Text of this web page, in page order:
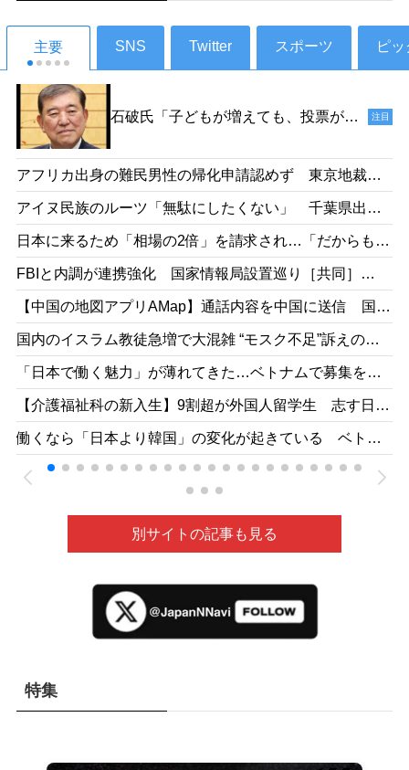
主要 SNS Twitter スポーツ ピ
石破氏「子どもが増えても、投票がで
え。その時、私たちは政治家をやって
いないでしょう」［デイリー新潮］
25/1
注目
アフリカ出身の難民男性の帰化申請認めず 東京地裁
「日本語能力があったとは認めらない」［産経］26/05
アイヌ民族のルーツ「無駄にしたくない」 千葉県出
身・佐藤さんが平取高入学 差別受けた父の遺志受け継
ぐ［北海道新聞］26/05
日本に来るため「相場の2倍」を請求され…「だからもっ
と働きたい」 お惣菜工場で頑張るベトナム人女性の事
情［東京新聞］26/05
FBIと内調が連携強化 国家情報局設置巡り［共同］
26/05
【中国の地図アプリAMap】通話内容を中国に送信 国家
安全局がリスク指摘［台湾］26/05
国内のイスラム教徒急増で大混雑 “モスク不足”訴えの一
方で相次ぐ建設反対［テレ朝］26/04
「日本で働く魅力」が薄れてきた…ベトナムで募集をか
けても人が集まらず［東京新聞］26/05
【介護福祉科の新入生】9割超が外国人留学生 志す日本
人減、国の受け入れ方針も影響 福井県の若狭医療福祉
専門学校［福井新聞］26/05
働くなら「日本より韓国」の変化が起きている ベトナ
ムの人材送り出し機関が懸念［東京新聞］26/05
別サイトの記事も見る
特集